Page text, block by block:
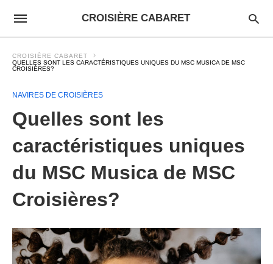
CROISIÈRE CABARET
CROISIÈRE CABARET
QUELLES SONT LES CARACTÉRISTIQUES UNIQUES DU MSC MUSICA DE MSC
CROISIÈRES?
NAVIRES DE CROISIÈRES
Quelles sont les
caractéristiques uniques
du MSC Musica de MSC
Croisières?